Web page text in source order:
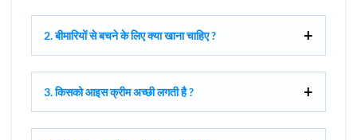
2. बीमारियों से बचने के लिए क्या खाना चाहिए ?
3. किसको आइस क्रीम अच्छी लगती है ?